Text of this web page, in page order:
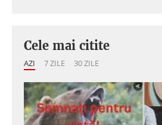
Cele mai citite
AZI 7 ZILE 30 ZILE